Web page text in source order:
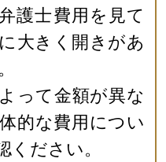
護士費用を見て
大きく開きがあ
って金額が異な
的な費用につい
ください。